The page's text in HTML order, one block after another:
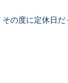
の度に定休日だ